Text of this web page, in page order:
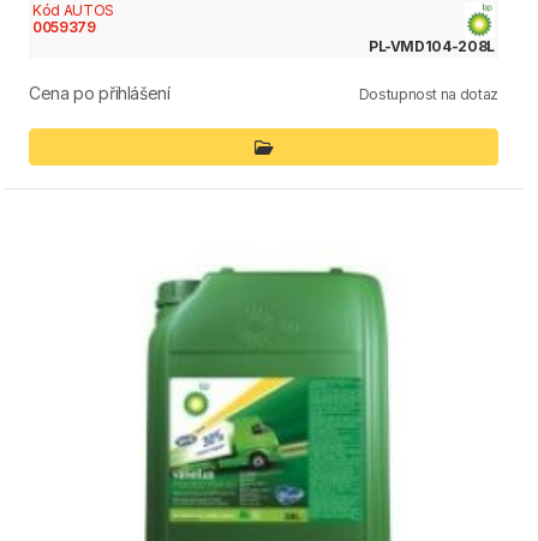
Kód AUTOS
0059379
PL-VMD104-208L
Cena po přihlášení Dostupnost na dotaz